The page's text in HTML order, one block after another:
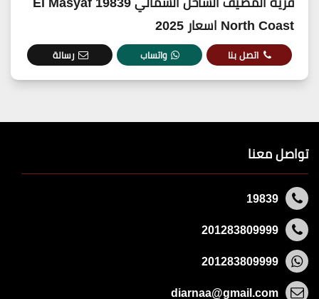
North Coast اسعار 2025
اتصل بنا واتساب رسالة
تواصل معنا
19839
201283809999
201283809999
diarnaa@gmail.com